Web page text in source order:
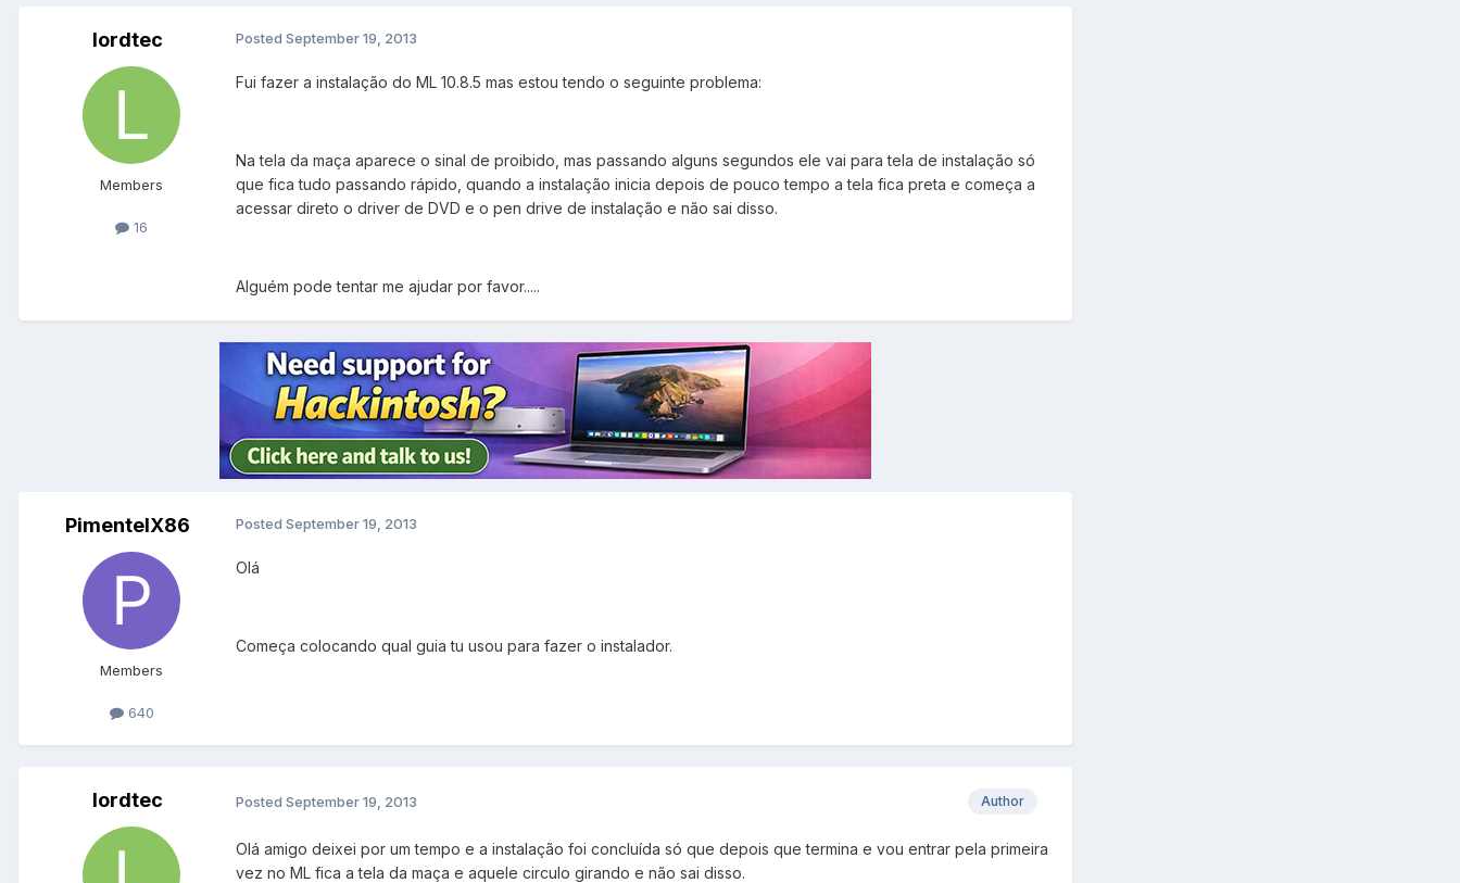
lordtec
Members
16
Posted September 19, 2013
Fui fazer a instalação do ML 10.8.5 mas estou tendo o seguinte problema:
Na tela da maça aparece o sinal de proibido, mas passando alguns segundos ele vai para tela de instalação só
que fica tudo passando rápido, quando a instalação inicia depois de pouco tempo a tela fica preta e começa a
acessar direto o driver de DVD e o pen drive de instalação e não sai disso.
Alguém pode tentar me ajudar por favor.....
PimentelX86
Members
640
Posted September 19, 2013
Olá
Começa colocando qual guia tu usou para fazer o instalador.
lordtec Author
Posted September 19, 2013
Olá amigo deixei por um tempo e a instalação foi concluída só que depois que termina e vou entrar pela primeira
vez no ML fica a tela da maça e aquele circulo girando e não sai disso.